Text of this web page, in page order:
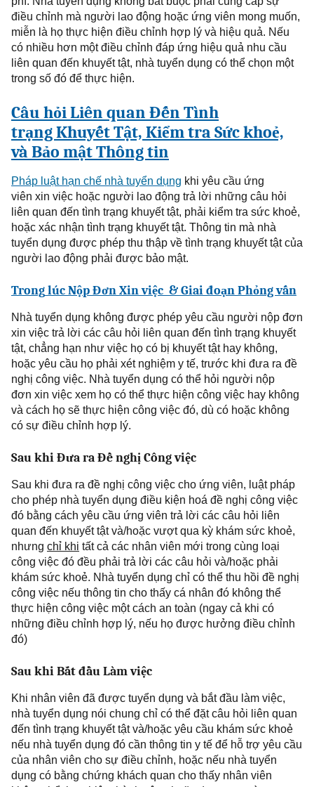
điều chỉnh mà người lao động hoặc ứng viên mong muốn,
miễn là họ thực hiện điều chỉnh hợp lý và hiệu quả. Nếu
có nhiều hơn một điều chỉnh đáp ứng hiệu quả nhu cầu
liên quan đến khuyết tật, nhà tuyển dụng có thể chọn một
trong số đó để thực hiện.
Câu hỏi Liên quan Đến Tình
trạngKhuyết Tật, Kiểm tra Sức khoẻ,
và Bảo mật Thông tin
Pháp luật hạn chế nhà tuyển dụng khi yêu cầu ứng
viên xin việc hoặc người lao động trả lời những câu hỏi
liên quan đến tình trạng khuyết tật, phải kiểm tra sức khoẻ,
hoặc xác nhận tình trạng khuyết tật. Thông tin mà nhà
tuyển dụng được phép thu thập về tình trạng khuyết tật của
người lao động phải được bảo mật.
Tronglúc Nộp ĐơnXin việc & Giai đoạn Phỏng vấn
Nhà tuyển dụng không được phép yêu cầu người nộp đơn
xin việc trả lời các câu hỏi liên quan đến tình trạng khuyết
tật, chẳng hạn như việc họ có bị khuyết tật hay không,
hoặc yêu cầu họ phải xét nghiệm y tế, trước khi đưa ra đề
nghị công việc. Nhà tuyển dụng có thể hỏi người nộp
đơn xin việc xem họ có thể thực hiện công việc hay không
và cách họ sẽ thực hiện công việc đó, dù có hoặc không
có sự điều chỉnh hợp lý.
Sau khi Đưa ra Đề nghị Công việc
Sau khi đưa ra đề nghị công việc cho ứng viên, luật pháp
cho phép nhà tuyển dụng điều kiện hoá đề nghị công việc
đó bằng cách yêu cầu ứng viên trả lời các câu hỏi liên
quan đến khuyết tật và/hoặc vượt qua kỳ khám sức khoẻ,
nhưng chỉ khi tất cả các nhân viên mới trong cùng loại
công việc đó đều phải trả lời các câu hỏi và/hoặc phải
khám sức khoẻ. Nhà tuyển dụng chỉ có thể thu hồi đề nghị
công việc nếu thông tin cho thấy cá nhân đó không thể
thực hiện công việc một cách an toàn (ngay cả khi có
những điều chỉnh hợp lý, nếu họ được hưởng điều chỉnh
đó)
Saukhi Bắt đầu Làm việc
Khi nhân viên đã được tuyển dụng và bắt đầu làm việc,
nhà tuyển dụng nói chung chỉ có thể đặt câu hỏi liên quan
đến tình trạng khuyết tật và/hoặc yêu cầu khám sức khoẻ
nếu nhà tuyển dụng đó cần thông tin y tế để hỗ trợ yêu cầu
của nhân viên cho sự điều chỉnh, hoặc nếu nhà tuyển
dụng có bằng chứng khách quan cho thấy nhân viên